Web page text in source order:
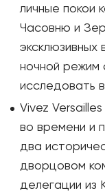
личные покои
Часовню и
эксклюзивных
ночной режим
исследовать
Vivez
во времени и
два
дворцовом
делегации из